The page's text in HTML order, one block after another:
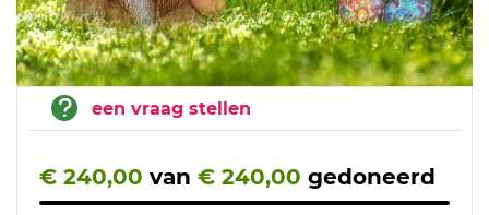
een vraag stellen
€ 240,00 van € 240,00 gedoneerd